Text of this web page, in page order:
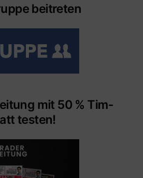
beitreten
mit 50 % Tim-
testen!